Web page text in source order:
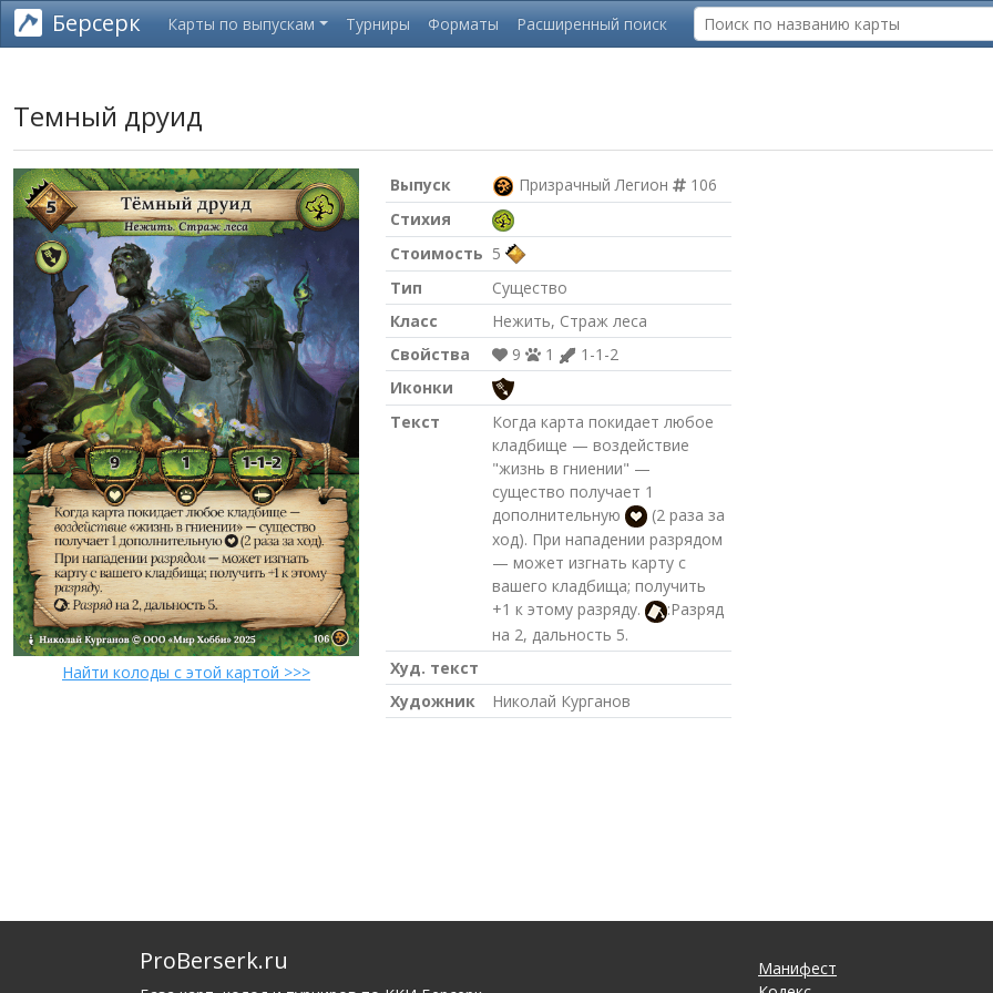
Берсерк Карты по выпускам Турниры Форматы Расширенный поиск
Темный друид
Найти колоды с этой картой >>>
Выпуск Призрачный Легион
106
Стихия
Стоимость 5
Тип
Существо
Класс
Нежить, Страж леса
Свойства
9 1
1-1-2
Иконки
Текст
Когда карта покидает любое
кладбище — воздействие
"жизнь в гниении" —
существо получает 1
дополнительную
(2 раза за
ход). При нападении разрядом
— может изгнать карту с
вашего кладбища; получить
+1 к этому разряду.
:Разряд
на 2, дальность 5.
Худ. текст
Художник
Николай Курганов
ProBerserk.ru
Манифест